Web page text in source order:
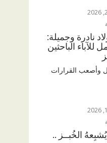
نادرة وجميلة:
للآباء الباحثين
وأصعب القرارات
الخُبــز ..